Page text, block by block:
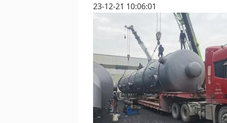
23-12-21 10:06:01